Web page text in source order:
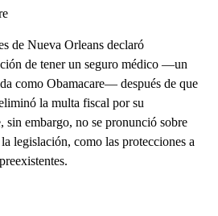
de Nueva Orleans declaró
de tener un seguro médico —un
como Obamacare— después de que
la multa fiscal por su
embargo, no se pronunció sobre
legislación, como las protecciones a